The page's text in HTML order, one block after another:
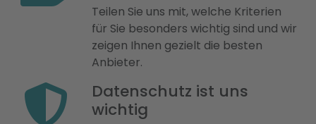
Teilen Sie uns mit, welche Kriterien
für Sie besonders wichtig sind und wir
zeigen Ihnen gezielt die besten
Anbieter.
Datenschutz ist uns
wichtig